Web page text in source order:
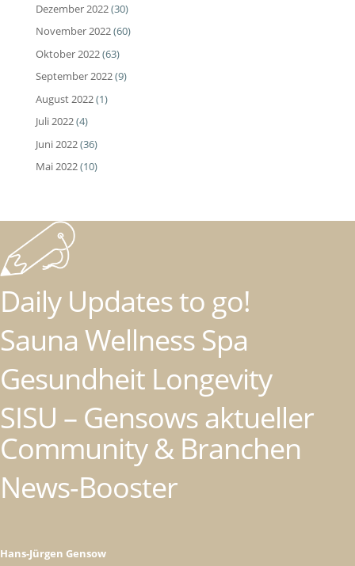
Dezember 2022(30)
November 2022(60)
Oktober 2022(63)
September 2022(9)
August 2022(1)
Juli 2022(4)
Juni 2022(36)
Mai 2022(10)
Daily Updates to go!
Sauna Wellness Spa
Gesundheit Longevity
SISU – Gensows aktueller
Community & Branchen
News-Booster
Hans-Jürgen Gensow